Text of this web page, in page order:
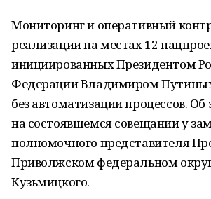
Мониторинг и оперативный
реализации на местах 12
инициированных Президентом
Федерации Владимиром
без автоматизации процессов.
на состоявшемся совещании у
полномочного представителя
Приволжском федеральном
Кузьмицкого.